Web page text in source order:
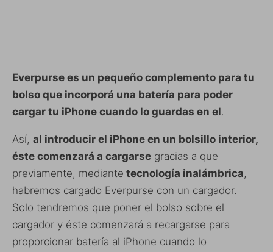
Everpurse es un pequeño complemento para tu
bolso que incorporá una batería para poder
cargar tu iPhone cuando lo guardas en el.
Así, al introducir el iPhone en un bolsillo interior,
éste comenzará a cargarse gracias a que
previamente, mediante tecnología inalámbrica,
habremos cargado Everpurse con un cargador.
Solo tendremos que poner el bolso sobre el
cargador y éste comenzará a recargarse para
proporcionar batería al iPhone cuando lo